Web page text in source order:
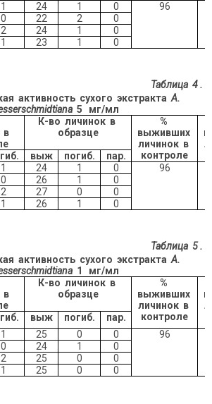
1 24 1 0
96
0 22 2
0
2 24 1
0
1 23 1 0
Таблица 4.
активность сухого экстракта A.
5
мг/мл
в
К-во личинок в
образце
%
выживших
личинок в
контроле
выж погиб.
пар.
1 24 1 0
96
0 26 1
0
2 27 0
0
1 26 1 0
Таблица 5.
активность сухого экстракта A.
1
мг/мл
в
К-во личинок в
образце
%
выживших
личинок в
контроле
выж погиб.
пар.
1 25 0 0
96
0 24 1
0
2 25 0
0
1 25 0 0